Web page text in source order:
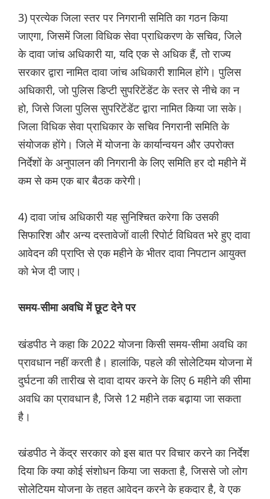
3) प्रत्येक जिला स्तर पर निगरानी समिति का गठन किया
जाएगा, जिसमें जिला विधिक सेवा प्राधिकरण के सचिव, जिले
के दावा जांच अधिकारी या, यदि एक से अधिक हैं, तो राज्य
सरकार द्वारा नामित दावा जांच अधिकारी शामिल होंगे। पुलिस
अधिकारी, जो पुलिस डिप्टी सुपरिटेंडेंट के स्तर से नीचे का न
हो, जिसे जिला पुलिस सुपरिटेंडेंट द्वारा नामित किया जा सके।
जिला विधिक सेवा प्राधिकार के सचिव निगरानी समिति के
संयोजक होंगे। जिले में योजना के कार्यान्वयन और उपरोक्त
निर्देशों के अनुपालन की निगरानी के लिए समिति हर दो महीने में
कम से कम एक बार बैठक करेगी।
4) दावा जांच अधिकारी यह सुनिश्चित करेगा कि उसकी
सिफारिश और अन्य दस्तावेजों वाली रिपोर्ट विधिवत भरे हुए दावा
आवेदन की प्राप्ति से एक महीने के भीतर दावा निपटान आयुक्त
को भेज दी जाए।
समय-सीमा अवधि में छूट देने पर
खंडपीठ ने कहा कि 2022 योजना किसी समय-सीमा अवधि का
प्रावधान नहीं करती है। हालांकि, पहले की सोलेटियम योजना में
दुर्घटना की तारीख से दावा दायर करने के लिए 6 महीने की सीमा
अवधि का प्रावधान है, जिसे 12 महीने तक बढ़ाया जा सकता
है।
खंडपीठ ने केंद्र सरकार को इस बात पर विचार करने का निर्देश
दिया कि क्या कोई संशोधन किया जा सकता है, जिससे जो लोग
सोलेटियम योजना के तहत आवेदन करने के हकदार है, वे एक